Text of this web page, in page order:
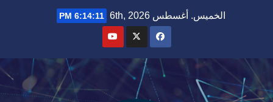
الخميس. أغسطس 6th, 2026 6:14:13 PM